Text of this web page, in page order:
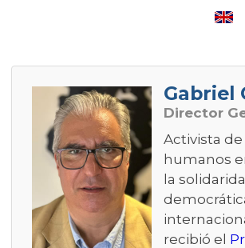
Gabriel
Director
Activista
humanos
la
recibió el